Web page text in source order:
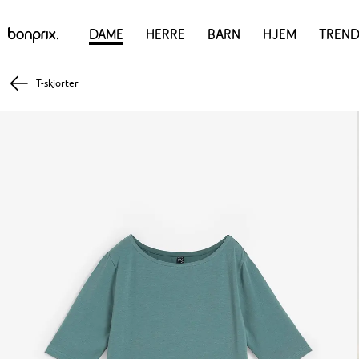
Dame Herre Barn Hjem
T-skjorter